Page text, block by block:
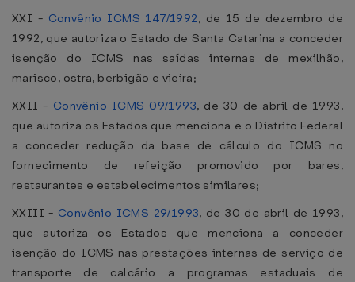
XXI - Convênio ICMS 147/1992, de 15 de dezembro de
1992, que autoriza o Estado de Santa Catarina a conceder
isenção do ICMS nas saídas internas de mexilhão,
marisco, ostra, berbigão e vieira;
XXII - Convênio ICMS 09/1993, de 30 de abril de 1993,
que autoriza os Estados que menciona e o Distrito Federal
a conceder redução da base de cálculo do ICMS no
fornecimento de refeição promovido por bares,
restaurantes e estabelecimentos similares;
XXIII - Convênio ICMS 29/1993, de 30 de abril de 1993,
que autoriza os Estados que menciona a conceder
isenção do ICMS nas prestações internas de serviço de
transporte de calcário a programas estaduais de